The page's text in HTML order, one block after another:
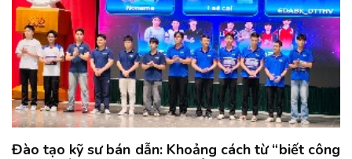
Đào tạo kỹ sư bán dẫn: Khoảng cách từ “biết công